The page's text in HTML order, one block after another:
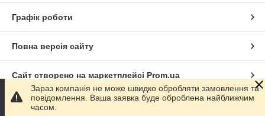
Графік роботи
Повна версія сайту
Сайт створено на маркетплейсі Prom.ua
Політика конфіденційності
Зараз компанія не може швидко обробляти замовлення та
повідомлення. Ваша заявка буде оброблена найближчим
часом.